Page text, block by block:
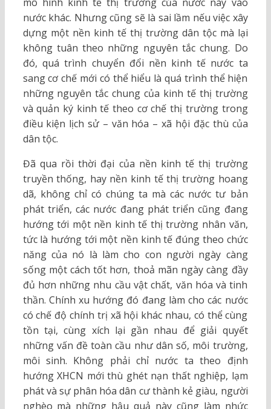
nước khác. Nhưng cũng sẽ là sai lầm nếu việc xây
dựng một nền kinh tế thị trường dân tộc mà lại
không tuân theo những nguyên tắc chung. Do
đó, quá trình chuyển đổi nền kinh tế nước ta
sang cơ chế mới có thể hiểu là quá trình thể hiện
những nguyên tắc chung của kinh tế thị trường
và quản ký kinh tế theo cơ chế thị trường trong
điều kiện lịch sử – văn hóa – xã hội đặc thù của
dân tộc.
Đã qua rồi thời đại của nền kinh tế thị trường
truyền thống, hay nền kinh tế thị trường hoang
dã, không chỉ có chúng ta mà các nước tư bản
phát triển, các nước đang phát triển cũng đang
hướng tới một nền kinh tế thị trường nhân văn,
tức là hướng tới một nền kinh tế đúng theo chức
năng của nó là làm cho con người ngày càng
sống một cách tốt hơn, thoả mãn ngày càng đầy
đủ hơn những nhu cầu vật chất, văn hóa và tinh
thần. Chính xu hướng đó đang làm cho các nước
có chế độ chính trị xã hội khác nhau, có thể cùng
tồn tại, cùng xích lại gần nhau để giải quyết
những vấn đề toàn cầu như dân số, môi trường,
môi sinh. Không phải chỉ nước ta theo định
hướng XHCN mới thù ghét nạn thất nghiệp, lạm
phát và sự phân hóa dân cư thành kẻ giàu, người
nghèo mà những hậu quả này cũng làm nhức